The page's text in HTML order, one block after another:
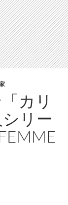
カリ
リー